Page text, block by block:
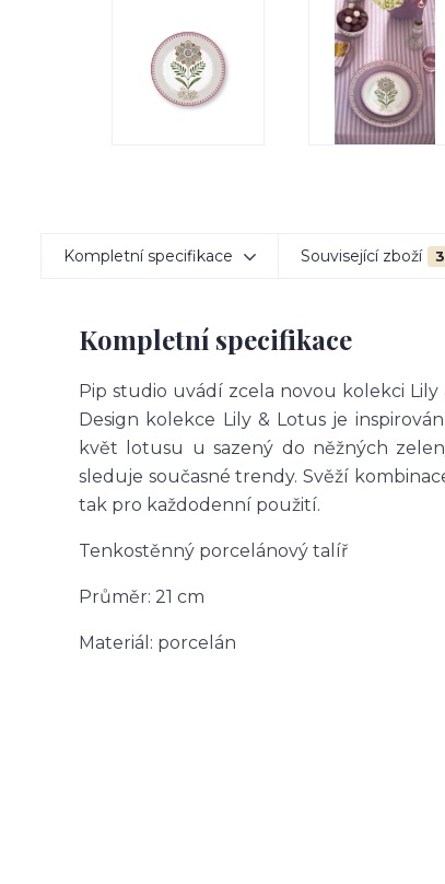
Kompletní specifikace Související zboží 3
Kompletní specifikace
Pip studio uvádí zcela novou kolekci
Design kolekce Lily & Lotus je
květ lotusu u sazený do něžných
sleduje současné trendy. Svěží
tak pro každodenní použití.
Tenkostěnný porcelánový talíř
Průměr: 21 cm
Materiál: porcelán